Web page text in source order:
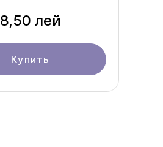
8,50 лей
Купить